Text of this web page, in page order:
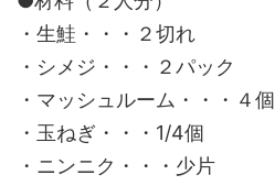
・生鮭・・・２切れ
・シメジ・・・２パック
・マッシュルーム・・・４個
・玉ねぎ・・・1/4個
・ニンニク・・・少片